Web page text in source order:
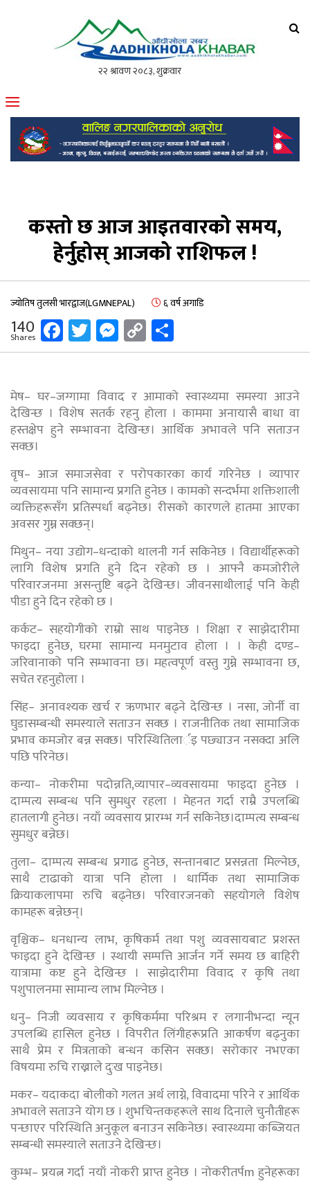
मोफसलकै लोकप्रिय अनलाइन पत्रिका
कस्तो छ आज आइतवारको समय,
हेर्नुहोस् आजको राशिफल !
ज्योतिष तुलसी भारद्वाज(LGMNEPAL) ६ वर्ष अगाडि
140
Shares Facebook
Twitter
Messenger
Copy
Link
मेष– घर–जग्गामा विवाद र आमाको स्वास्थ्यमा समस्या आउने
देखिन्छ । विशेष सतर्क रहनु होला । काममा अनायासै बाधा वा
हस्तक्षेप हुने सम्भावना देखिन्छ। आर्थिक अभावले पनि सताउन
सक्छ।
वृष– आज समाजसेवा र परोपकारका कार्य गरिनेछ । व्यापार
व्यवसायमा पनि सामान्य प्रगति हुनेछ । कामको सन्दर्भमा शक्तिशाली
व्यक्तिहरूसँग प्रतिस्पर्धा बढ्नेछ। रीसको कारणले हातमा आएका
अवसर गुम्न सक्छन्।
मिथुन– नया उद्योग–धन्दाको थालनी गर्न सकिनेछ । विद्यार्थीहरूको
लागि विशेष प्रगति हुने दिन रहेको छ । आफ्नै कमजोरीले
परिवारजनमा असन्तुष्टि बढ्ने देखिन्छ। जीवनसाथीलाई पनि केही
पीडा हुने दिन रहेको छ ।
कर्कट– सहयोगीको राम्रो साथ पाइनेछ । शिक्षा र साझेदारीमा
फाइदा हुनेछ, घरमा सामान्य मनमुटाव होला । । केही दण्ड–
जरिवानाको पनि सम्भावना छ। महत्वपूर्ण वस्तु गुम्ने सम्भावना छ,
सचेत रहनुहोला ।
सिंह– अनावश्यक खर्च र ऋणभार बढ्ने देखिन्छ । नसा, जोर्नी वा
घुडासम्बन्धी समस्याले सताउन सक्छ । राजनीतिक तथा सामाजिक
प्रभाव कमजोर बन्न सक्छ। परिस्थितिलार्इ पछ्याउन नसक्दा अलि
पछि परिनेछ।
कन्या– नोकरीमा पदोन्नति,व्यापार–व्यवसायमा फाइदा हुनेछ ।
दाम्पत्य सम्बन्ध पनि सुमधुर रहला । मेहनत गर्दा राम्रै उपलब्धि
हातलागी हुनेछ। नयाँ व्यवसाय प्रारम्भ गर्न सकिनेछ।दाम्पत्य सम्बन्ध
सुमधुर बन्नेछ।
तुला– दाम्पत्य सम्बन्ध प्रगाढ हुनेछ, सन्तानबाट प्रसन्नता मिल्नेछ,
साथै टाढाको यात्रा पनि होला । धार्मिक तथा सामाजिक
क्रियाकलापमा रुचि बढ्नेछ। परिवारजनको सहयोगले विशेष
कामहरू बन्नेछन्।
वृश्चिक– धनधान्य लाभ, कृषिकर्म तथा पशु व्यवसायबाट प्रशस्त
फाइदा हुने देखिन्छ । स्थायी सम्पत्ति आर्जन गर्ने समय छ बाहिरी
यात्रामा कष्ट हुने देखिन्छ । साझेदारीमा विवाद र कृषि तथा
पशुपालनमा सामान्य लाभ मिल्नेछ ।
धनु– निजी व्यवसाय र कृषिकर्ममा परिश्रम र लगानीभन्दा न्यून
उपलब्धि हासिल हुनेछ । विपरीत लिंगीहरूप्रति आकर्षण बढ्नुका
साथै प्रेम र मित्रताको बन्धन कसिन सक्छ। सरोकार नभएका
विषयमा रुचि राख्नाले दुःख पाइनेछ।
मकर– यदाकदा बोलीको गलत अर्थ लाग्ने, विवादमा परिने र आर्थिक
अभावले सताउने योग छ । शुभचिन्तकहरूले साथ दिनाले चुनौतीहरू
पन्छाएर परिस्थिति अनुकूल बनाउन सकिनेछ। स्वास्थ्यमा कब्जियत
सम्बन्धी समस्याले सताउने देखिन्छ।
कुम्भ– प्रयत्न गर्दा नयाँ नोकरी प्राप्त हुनेछ । नोकरीतर्पm हुनेहरूका